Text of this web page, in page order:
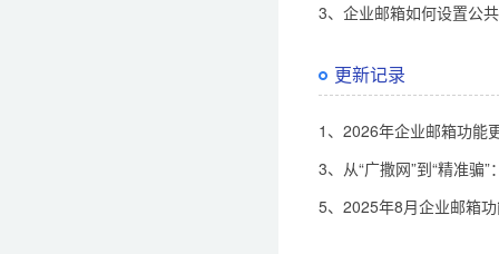
3、企业邮箱如何设置公
更新记录
1、2026年企业邮箱功能
3、从“广撒网”到“精准骗
5、2025年8月企业邮箱